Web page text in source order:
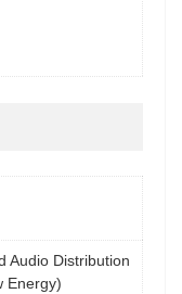
Audio Distribution
Energy)